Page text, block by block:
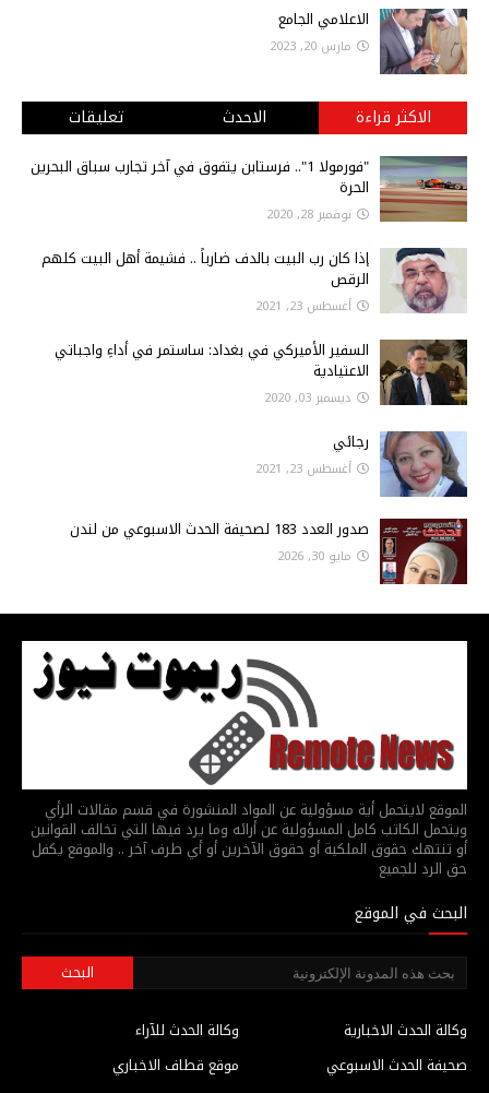
الاعلامي الجامع
مارس 20, 2023
الاكثر قراءة الاحدث تعليقات
"فورمولا 1".. فرستابن يتفوق في آخر تجارب سباق البحرين
الحرة
نوفمبر 28, 2020
إذا كان رب البيت بالدف ضارباً .. فشيمة أهل البيت كلهم
الرقص
أغسطس 23, 2021
السفير الأميركي في بغداد: ساستمر في أداءِ واجباتي
الاعتيادية
ديسمبر 03, 2020
رجائي
أغسطس 23, 2021
صدور العدد 183 لصحيفة الحدث الاسبوعي من لندن
مايو 30, 2026
الموقع لايتحمل أية مسؤولية عن المواد المنشورة في قسم مقالات الرأي
ويتحمل الكاتب كامل المسؤولية عن أرائه وما يرد فيها التي تخالف القوانين
أو تنتهك حقوق الملكية أو حقوق الآخرين أو أي طرف آخر .. والموقع يكفل
حق الرد للجميع
البحث في الموقع
وكالة الحدث للآراء
وكالة الحدث الاخبارية
موقع قطاف الاخباري
صحيفة الحدث الاسبوعي